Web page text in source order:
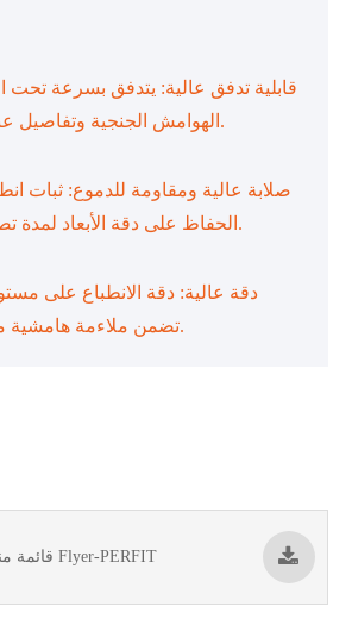
قابلية تدفق عالية: يتدفق بسرعة تحت
الهوامش الجنجية وتفاصيل عنق الرحم بدقة.
صلابة عالية ومقاومة للدموع: ثبات
الحفاظ على دقة الأبعاد لمدة تصل إلى 28 يومًا.
تضمن ملاءمة هامشية ممتازة للترميم.
قائمة منتجات انطباع Flyer-PERFIT